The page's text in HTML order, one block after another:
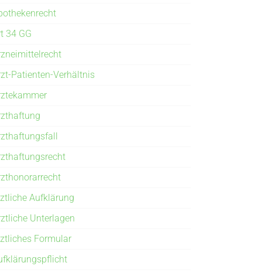
34 GG
Patienten-Verhältnis
Aufklärung
Unterlagen
Formular